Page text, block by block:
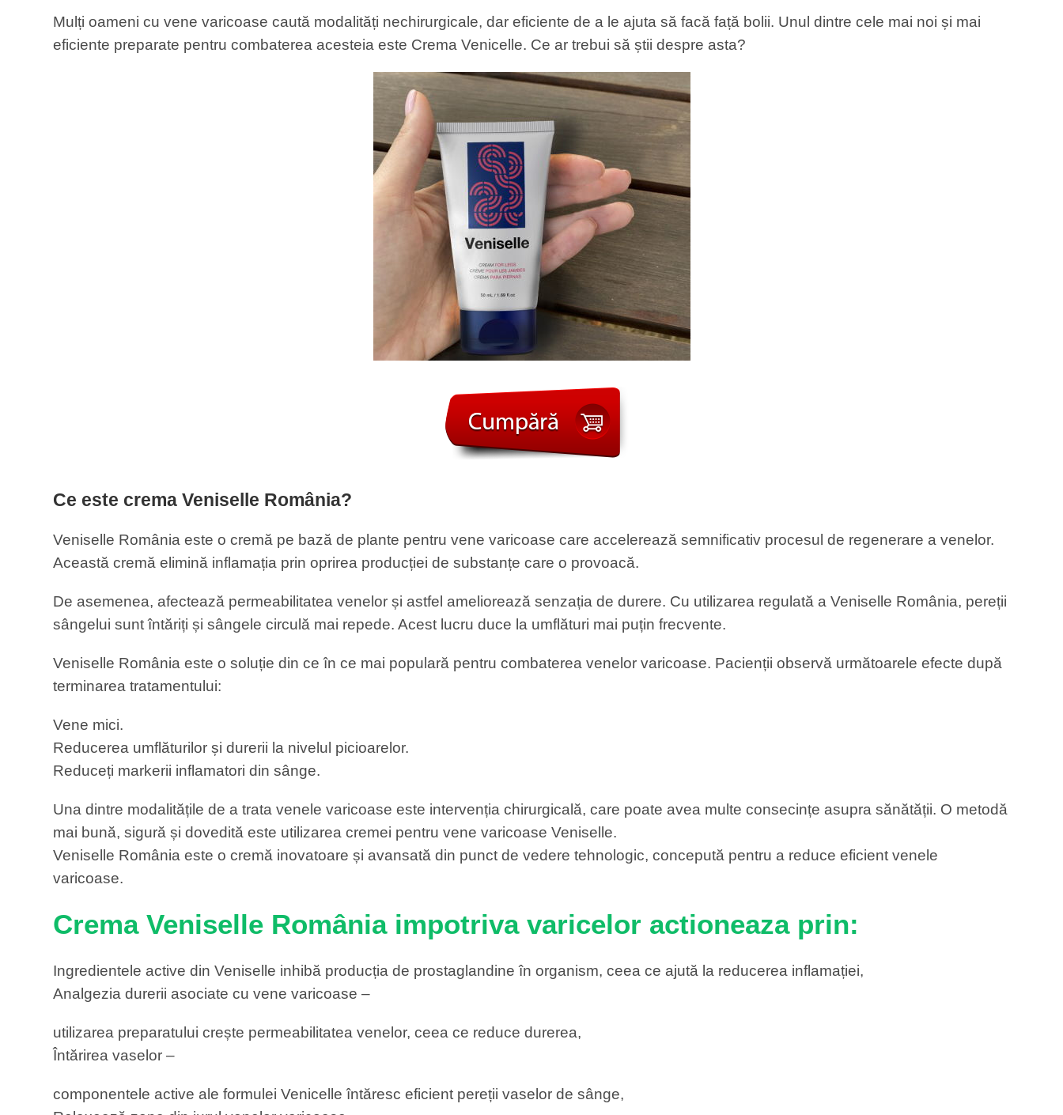
Mulți oameni cu vene varicoase caută modalități nechirurgicale, dar eficiente de a le ajuta să facă față bolii. Unul dintre cele mai noi și mai
eficiente preparate pentru combaterea acesteia este Crema Venicelle. Ce ar trebui să știi despre asta?
Ce este crema Veniselle România?
Veniselle România este o cremă pe bază de plante pentru vene varicoase care accelerează semnificativ procesul de regenerare a venelor.
Această cremă elimină inflamația prin oprirea producției de substanțe care o provoacă.
De asemenea, afectează permeabilitatea venelor și astfel ameliorează senzația de durere. Cu utilizarea regulată a Veniselle România, pereții
sângelui sunt întăriți și sângele circulă mai repede. Acest lucru duce la umflături mai puțin frecvente.
Veniselle România este o soluție din ce în ce mai populară pentru combaterea venelor varicoase. Pacienții observă următoarele efecte după
terminarea tratamentului:
Vene mici.
Reducerea umflăturilor și durerii la nivelul picioarelor.
Reduceți markerii inflamatori din sânge.
Una dintre modalitățile de a trata venele varicoase este intervenția chirurgicală, care poate avea multe consecințe asupra sănătății. O metodă
mai bună, sigură și dovedită este utilizarea cremei pentru vene varicoase Veniselle.
Veniselle România este o cremă inovatoare și avansată din punct de vedere tehnologic, concepută pentru a reduce eficient venele
varicoase.
Crema Veniselle România impotriva varicelor actioneaza prin:
Ingredientele active din Veniselle inhibă producția de prostaglandine în organism, ceea ce ajută la reducerea inflamației,
Analgezia durerii asociate cu vene varicoase –
utilizarea preparatului crește permeabilitatea venelor, ceea ce reduce durerea,
Întărirea vaselor –
componentele active ale formulei Venicelle întăresc eficient pereții vaselor de sânge,